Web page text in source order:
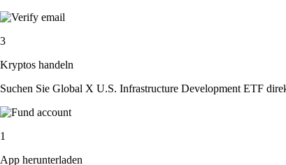
3
Kryptos handeln
Suchen Sie Global X U.S. Infrastructure Development ETF
1
App herunterladen